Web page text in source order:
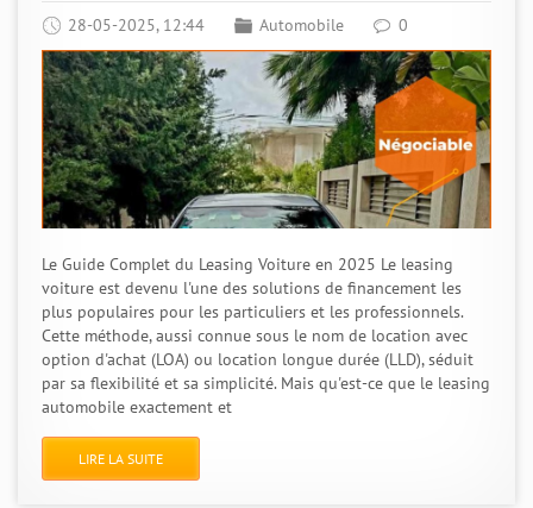
28-05-2025, 12:44 Automobile 0
Le Guide Complet du Leasing Voiture en 2025 Le leasing
voiture est devenu l'une des solutions de financement les
plus populaires pour les particuliers et les professionnels.
Cette méthode, aussi connue sous le nom de location avec
option d'achat (LOA) ou location longue durée (LLD), séduit
par sa flexibilité et sa simplicité. Mais qu'est-ce que le leasing
automobile exactement et
LIRE LA SUITE